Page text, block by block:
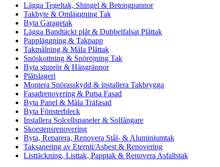
Lägga Tegeltak, Shingel & Betongpannor
Takbyte & Omläggning Tak
Byta Garagetak
Lägga Bandtäckt plåt & Dubbelfalsat Plåttak
Pappläggning & Takpapp
Takmålning & Måla Plåttak
Snöskottning & Snöröjning Tak
Byta stuprör & Hängrännor
Plåtslageri
Montera Snörasskydd & installera Takbrygga
Fasadrenovering & Putsa Fasad
Byta Panel & Måla Träfasad
Byta Fönsterbleck
Installera Solcellspaneler & Solfångare
Skorstensrenovering
Byta, Reparera, Renovera Stål- & Aluminiumtak
Taksanering av Eternit/Asbest & Renovering
Listtäckning, Listtak, Papptak & Renovera Asfaltstak